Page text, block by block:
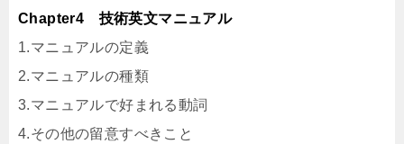
Chapter4 技術英文マニュアル
1.マニュアルの定義
2.マニュアルの種類
3.マニュアルで好まれる動詞
4.その他の留意すべきこと